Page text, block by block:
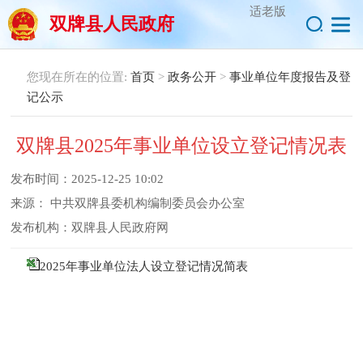
适老版
双牌县人民政府
您现在所在的位置: 首页 > 政务公开 > 事业单位年度报告及登
记公示
双牌县2025年事业单位设立登记情况表
发布时间： 2025-12-25 10:02
来源： 中共双牌县委机构编制委员会办公室
发布机构： 双牌县人民政府网
2025年事业单位法人设立登记情况简表